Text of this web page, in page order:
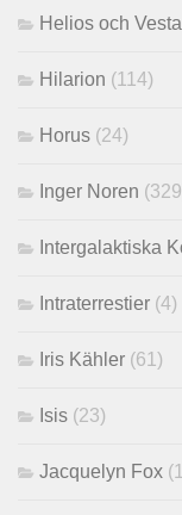
Helios och Vesta
Hilarion (114)
Horus (24)
Inger Noren
Intergalaktiska
Intraterrestier (4)
Iris Kähler (61)
Isis (23)
Jacquelyn Fox